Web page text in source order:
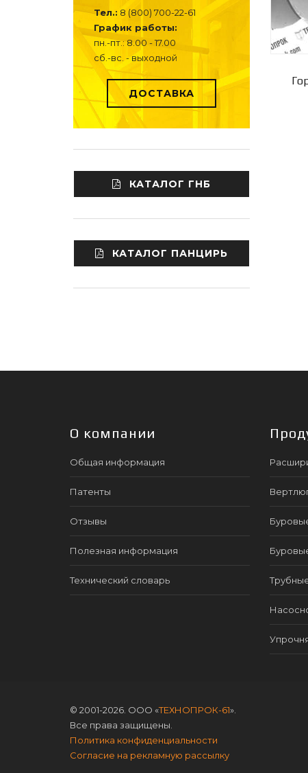
Тел.: 8 (800) 700-22-61
График работы:
пн.-пт.: 8.00 - 17.00
сб.-вс. - выходной
ДОСТАВКА
КАТАЛОГ ГНБ
КАТАЛОГ ПАНЦИРЬ
О компании
Общая информация
Патенты
Отзывы
Полезная информация
Технический словарь
© 2001-2026. ООО «ТЕХНОПРОК-61».
Все права защищены.
Политика конфиденциальности
Согласие на рекламную рассылку